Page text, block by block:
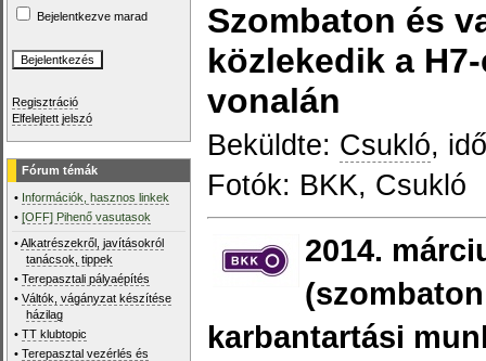
Bejelentkezve marad
Regisztráció
Elfelejtett jelszó
Fórum témák
• Információk, hasznos linkek
•[OFF] Pihenő vasutasok
•Alkatrészekről, javításokról
tanácsok, tippek
•Terepasztali pályaépítés
•Váltók, vágányzat készítése
házilag
•TT klubtopic
•Terepasztal vezérlés és
Szombaton és
közlekedik a
vonalán
Beküldte: Csukló,
Fotók: BKK, Csukló
2014.
karbantartási